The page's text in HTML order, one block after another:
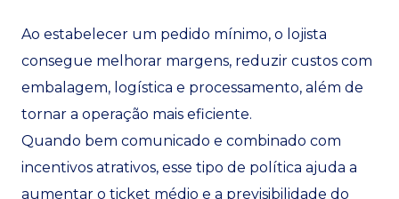
Ao estabelecer um pedido mínimo, o lojista
consegue melhorar margens, reduzir custos com
embalagem, logística e processamento, além de
tornar a operação mais eficiente.
Quando bem comunicado e combinado com
incentivos atrativos, esse tipo de política ajuda a
aumentar o ticket médio e a previsibilidade do